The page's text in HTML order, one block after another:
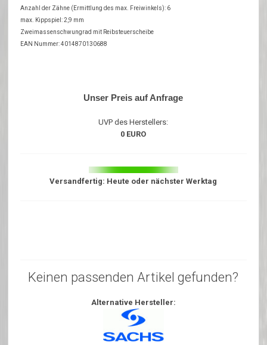
Anzahl der Zähne (Ermittlung des max. Freiwinkels): 6
max. Kippspiel: 2,9 mm
Zweimassenschwungrad mit Reibsteuerscheibe
EAN Nummer: 4014870130688
Unser Preis auf Anfrage
UVP des Herstellers:
0 EURO
Versandfertig: Heute oder nächster Werktag
Keinen passenden Artikel gefunden?
Alternative Hersteller: